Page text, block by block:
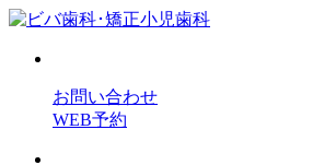
お問い合わせ
WEB予約